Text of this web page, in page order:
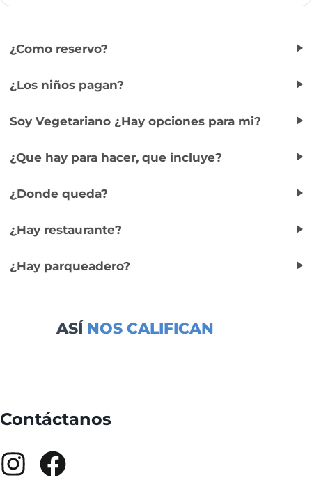
¿Como reservo?
¿Los niños pagan?
Soy Vegetariano ¿Hay opciones para mi?
¿Que hay para hacer, que incluye?
¿Donde queda?
¿Hay restaurante?
¿Hay parqueadero?
ASÍ NOS CALIFICAN
Contáctanos